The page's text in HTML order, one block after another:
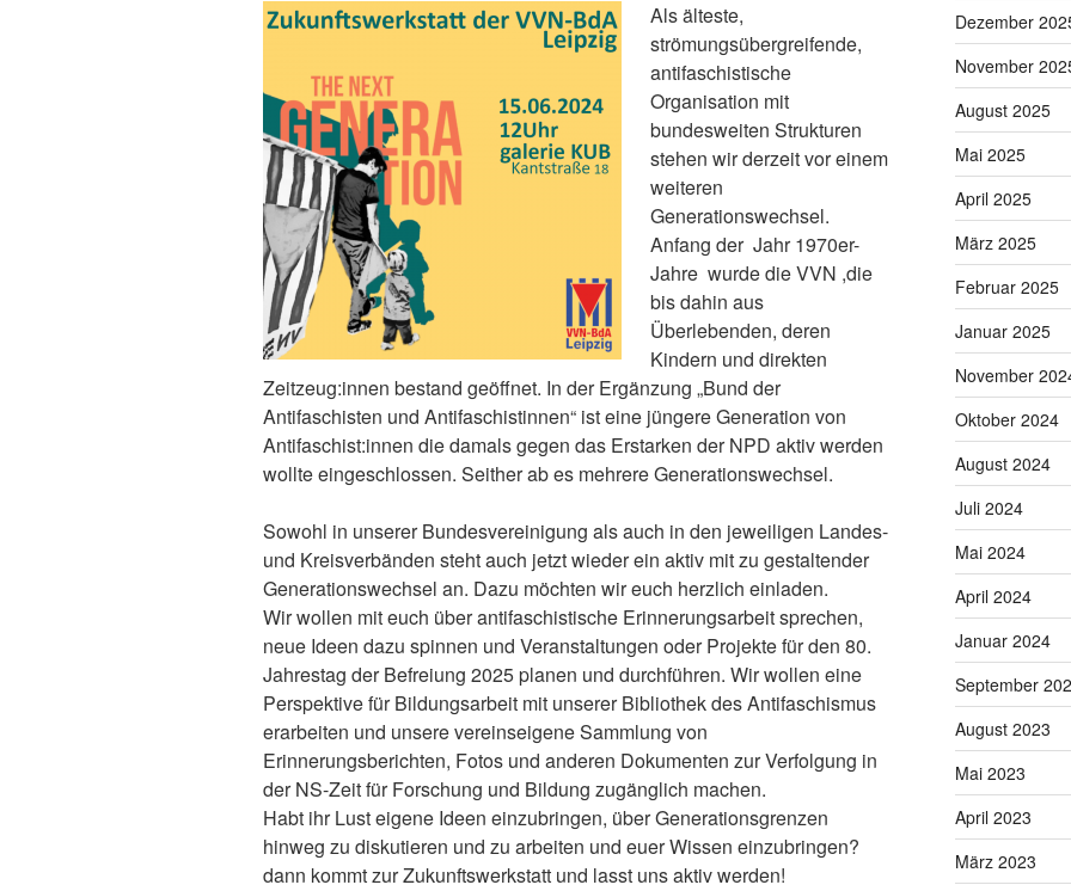
Als älteste,
strömungsübergreifende,
antifaschistische
Organisation mit
bundesweiten Strukturen
stehen wir derzeit vor einem
weiteren
Generationswechsel.
Anfang der Jahr 1970er-
Jahre wurde die VVN ,die
bis dahin aus
Überlebenden, deren
Kindern und direkten
Zeitzeug:innen bestand geöffnet. In der Ergänzung „Bund der
Antifaschisten und Antifaschistinnen“ ist eine jüngere Generation von
Antifaschist:innen die damals gegen das Erstarken der NPD aktiv werden
wollte eingeschlossen. Seither ab es mehrere Generationswechsel.
Sowohl in unserer Bundesvereinigung als auch in den jeweiligen Landes-
und Kreisverbänden steht auch jetzt wieder ein aktiv mit zu gestaltender
Generationswechsel an. Dazu möchten wir euch herzlich einladen.
Wir wollen mit euch über antifaschistische Erinnerungsarbeit sprechen,
neue Ideen dazu spinnen und Veranstaltungen oder Projekte für den 80.
Jahrestag der Befreiung 2025 planen und durchführen. Wir wollen eine
Perspektive für Bildungsarbeit mit unserer Bibliothek des Antifaschismus
erarbeiten und unsere vereinseigene Sammlung von
Erinnerungsberichten, Fotos und anderen Dokumenten zur Verfolgung in
der NS-Zeit für Forschung und Bildung zugänglich machen.
Habt ihr Lust eigene Ideen einzubringen, über Generationsgrenzen
hinweg zu diskutieren und zu arbeiten und euer Wissen einzubringen?
dann kommt zur Zukunftswerkstatt und lasst uns aktiv werden!
Dezember
November
August 2025
Mai 2025
April 2025
März 2025
Februar 2025
Januar 2025
November
Oktober 2024
August 2024
Juli 2024
Mai 2024
April 2024
Januar 2024
September
August 2023
Mai 2023
April 2023
März 2023